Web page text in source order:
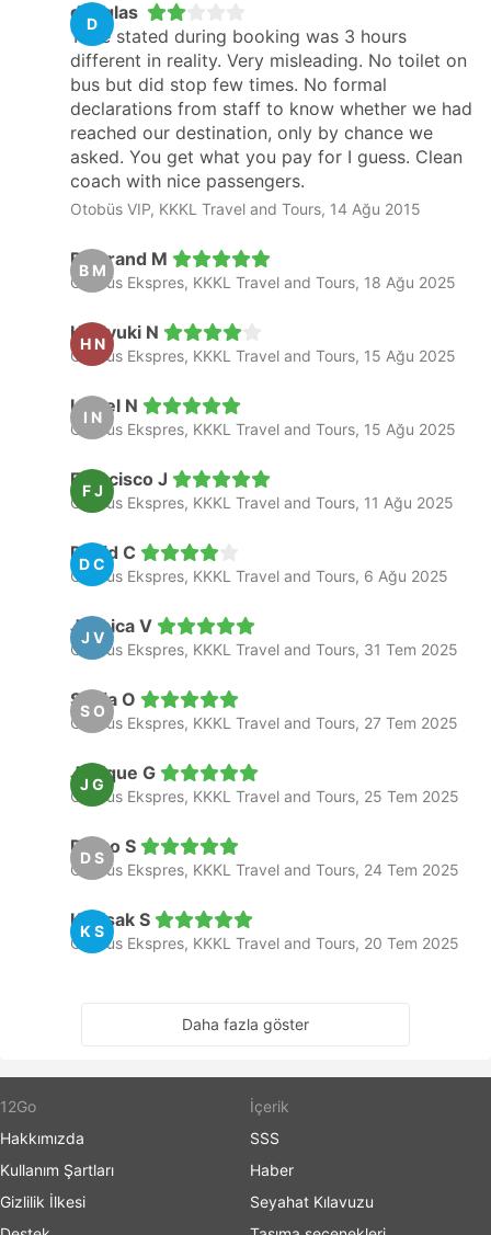
D
douglas
Time stated during booking was 3 hours
different in reality. Very misleading. No toilet on
bus but did stop few times. No formal
declarations from staff to know whether we had
reached our destination, only by chance we
asked. You get what you pay for I guess. Clean
coach with nice passengers.
Otobüs VIP, KKKL Travel and Tours, 14 Ağu 2015
B M
Bertrand M
Otobüs Ekspres, KKKL Travel and Tours, 18 Ağu 2025
H N
Hiroyuki N
Otobüs Ekspres, KKKL Travel and Tours, 15 Ağu 2025
I N
Isabel N
Otobüs Ekspres, KKKL Travel and Tours, 15 Ağu 2025
F J
Francisco J
Otobüs Ekspres, KKKL Travel and Tours, 11 Ağu 2025
D C
David C
Otobüs Ekspres, KKKL Travel and Tours, 6 Ağu 2025
J V
Jessica V
Otobüs Ekspres, KKKL Travel and Tours, 31 Tem 2025
S O
Sonja O
Otobüs Ekspres, KKKL Travel and Tours, 27 Tem 2025
J G
Janique G
Otobüs Ekspres, KKKL Travel and Tours, 25 Tem 2025
D S
Diego S
Otobüs Ekspres, KKKL Travel and Tours, 24 Tem 2025
K S
Kittisak S
Otobüs Ekspres, KKKL Travel and Tours, 20 Tem 2025
Daha fazla göster
12Go
Hakkımızda
Kullanım Şartları
Gizlilik İlkesi
İçerik
SSS
Haber
Seyahat Kılavuzu